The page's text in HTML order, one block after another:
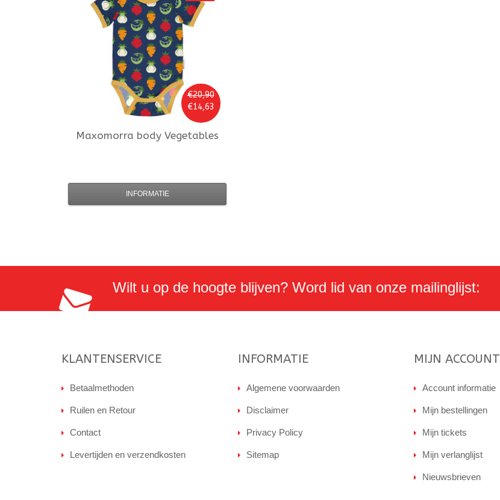
€20,90
€14,63
Maxomorra body Vegetables
INFORMATIE
Wilt u op de hoogte blijven? Word lid van onze mailinglijst:
KLANTENSERVICE
Betaalmethoden
Ruilen en Retour
Contact
Levertijden en verzendkosten
INFORMATIE
Algemene voorwaarden
Disclaimer
Privacy Policy
Sitemap
MIJN ACCOUNT
Account informatie
Mijn bestellingen
Mijn tickets
Mijn verlanglijst
Nieuwsbrieven